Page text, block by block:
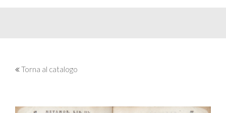
Torna al catalogo